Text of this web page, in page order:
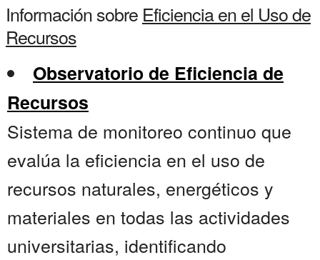
Información sobre Eficiencia en el Uso de
Recursos
Observatorio de Eficiencia de
Recursos
Sistema de monitoreo continuo que
evalúa la eficiencia en el uso de
recursos naturales, energéticos y
materiales en todas las actividades
universitarias, identificando